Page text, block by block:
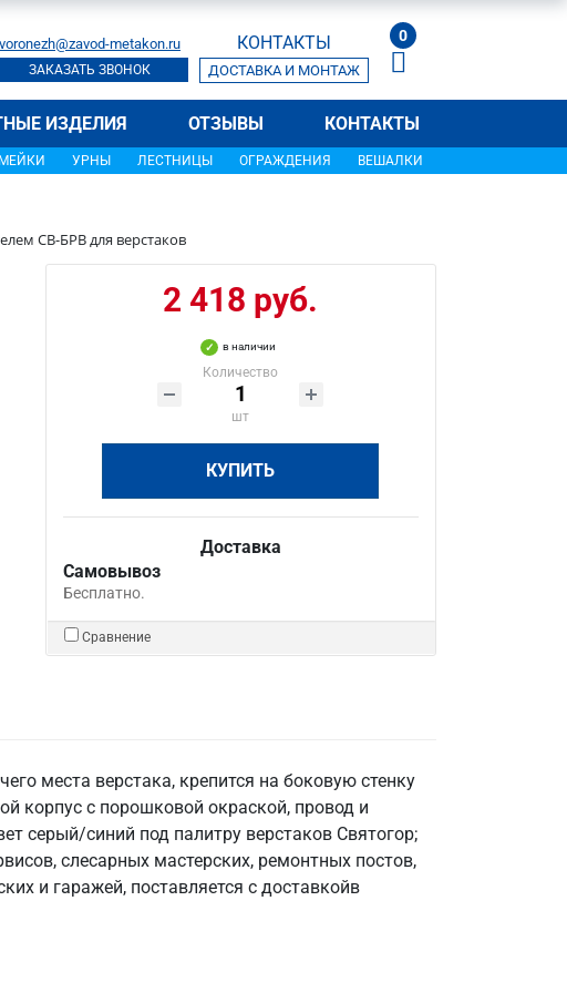
voronezh@zavod-metakon.ru
ЗАКАЗАТЬ ЗВОНОК
КОНТАКТЫ
ДОСТАВКА И МОНТАЖ
0
ИЗДЕЛИЯ ОТЗЫВЫ КОНТАКТЫ
УРНЫ ЛЕСТНИЦЫ ОГРАЖДЕНИЯ ВЕШАЛКИ
СВ-БРВ для верстаков
2 418 руб.
в наличии
Количество
шт
КУПИТЬ
Доставка
Самовывоз
Бесплатно.
Сравнение
места верстака, крепится на боковую стенку
корпус с порошковой окраской, провод и
серый/синий под палитру верстаков Святогор;
слесарных мастерских, ремонтных постов,
и гаражей, поставляется с доставкойв